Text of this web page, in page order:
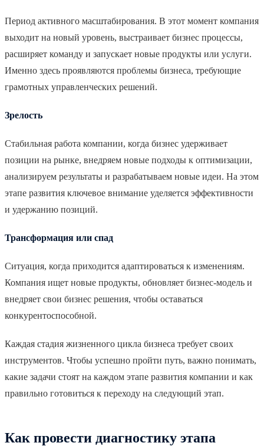
Период активного масштабирования. В этот момент компания
выходит на новый уровень, выстраивает бизнес процессы,
расширяет команду и запускает новые продукты или услуги.
Именно здесь проявляются проблемы бизнеса, требующие
грамотных управленческих решений.
Зрелость
Стабильная работа компании, когда бизнес удерживает
позиции на рынке, внедряем новые подходы к оптимизации,
анализируем результаты и разрабатываем новые идеи. На этом
этапе развития ключевое внимание уделяется эффективности
и удержанию позиций.
Трансформация или спад
Ситуация, когда приходится адаптироваться к изменениям.
Компания ищет новые продукты, обновляет бизнес-модель и
внедряет свои бизнес решения, чтобы оставаться
конкурентоспособной.
Каждая стадия жизненного цикла бизнеса требует своих
инструментов. Чтобы успешно пройти путь, важно понимать,
какие задачи стоят на каждом этапе развития компании и как
правильно готовиться к переходу на следующий этап.
Как провести диагностику этапа